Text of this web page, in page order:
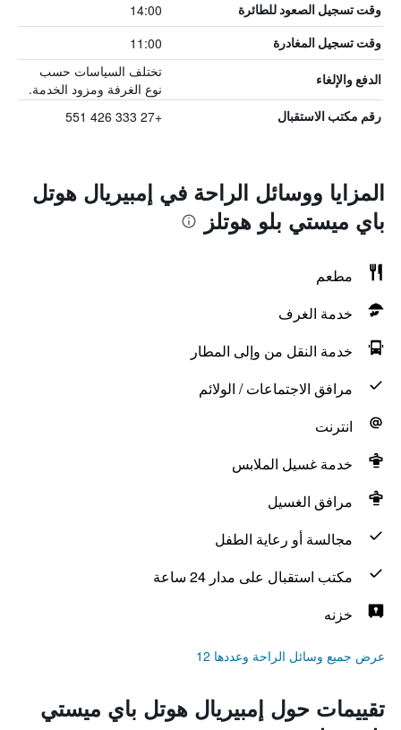
وقت تسجيل الصعود للطائرة 14:00
وقت تسجيل المغادرة 11:00
الدفع والإلغاء
تختلف السياسات حسب
نوع الغرفة ومزود الخدمة.
رقم مكتب الاستقبال +27 333 426 551
المزايا ووسائل الراحة في إمبيريال هوتل
باي ميستي بلو هوتلز
مطعم
خدمة الغرف
خدمة النقل من وإلى المطار
مرافق الاجتماعات / الولائم
انترنت
خدمة غسيل الملابس
مرافق الغسيل
مجالسة أو رعاية الطفل
مكتب استقبال على مدار 24 ساعة
خزنه
عرض جميع وسائل الراحة وعددها 12
تقييمات حول إمبيريال هوتل باي ميستي